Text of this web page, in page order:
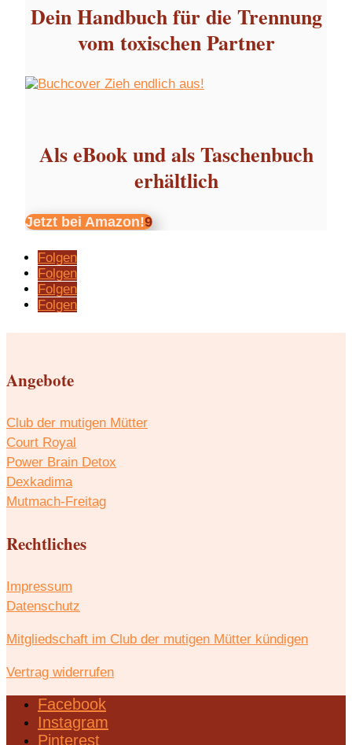
Dein Handbuch für die Trennung
vom toxischen Partner
Als eBook und als Taschenbuch
erhältlich
Jetzt bei Amazon!
Folgen
Folgen
Folgen
Folgen
Angebote
Club der mutigen Mütter
Court Royal
Power Brain Detox
Dexkadima
Mutmach-Freitag
Rechtliches
Impressum
Datenschutz
Mitgliedschaft im Club der mutigen Mütter kündigen
Vertrag widerrufen
Facebook
Instagram
Pinterest